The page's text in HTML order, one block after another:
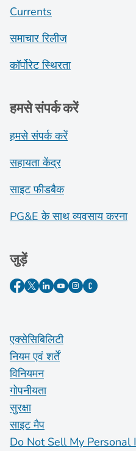
Currents
समाचार रिलीज
कॉर्पोरेट स्थिरता
हमसे संपर्क करें
हमसे संपर्क करें
सहायता केंद्र
साइट फीडबैक
PG&E के साथ व्यवसाय करना
जुड़ें
एक्सेसिबिलिटी
नियम एवं शर्तें
विनियमन
गोपनीयता
सुरक्षा
साइट मैप
Do Not Sell My Personal